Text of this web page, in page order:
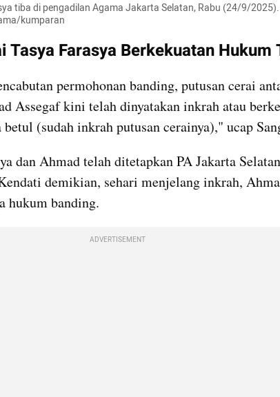
tiba di pengadilan Agama Jakarta Selatan, Rabu (24/9/2025).
kumparan
Tasya Farasya Berkekuatan Hukum
permohonan banding, putusan cerai
Assegaf kini telah dinyatakan inkrah atau
(sudah inkrah putusan cerainya)," ucap
dan Ahmad telah ditetapkan PA Jakarta
demikian, sehari menjelang inkrah,
hukum banding.
ADVERTISEMENT